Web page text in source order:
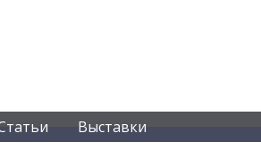
Выставки